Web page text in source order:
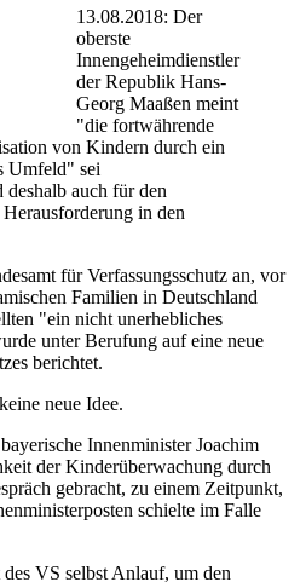
13.08.2018: Der
oberste
Innengeheimdienstler
der Republik Hans-
Georg Maaßen meint
"die fortwährende
von Kindern durch ein
Umfeld" sei
deshalb auch für den
in den
für Verfassungsschutz an, vor
Familien in Deutschland
"ein nicht unerhebliches
unter Berufung auf eine neue
berichtet.
neue Idee.
Innenminister Joachim
der Kinderüberwachung durch
gebracht, zu einem Zeitpunkt,
schielte im Falle
VS selbst Anlauf, um den